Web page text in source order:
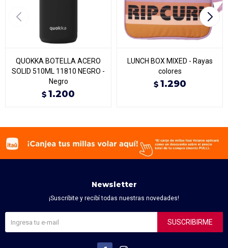
QUOKKA BOTELLA ACERO
SOLID 510ML 11810 NEGRO -
Negro
$ 1.200
LUNCH BOX MIXED - Rayas
colores
$ 1.290
Newsletter
¡Suscribite y recibí todas nuestras novedades!
SUSCRIBIRME